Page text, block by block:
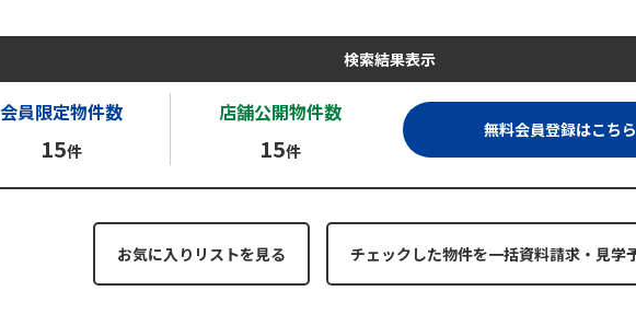
検索結果表示
会員限定物件数
15件
店舗公開物件数
15件
無料会員登録はこちら
お気に入りリストを見る